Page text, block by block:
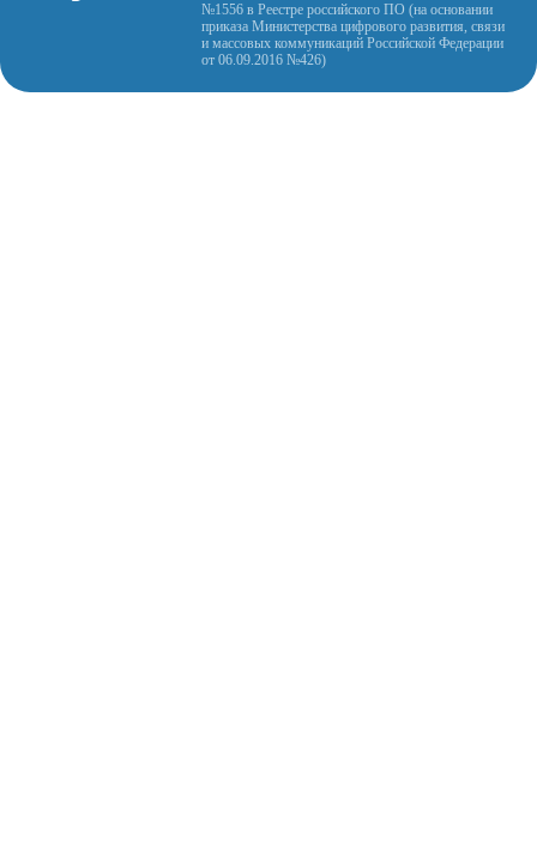
№1556 в Реестре российского ПО (на основании
приказа Министерства цифрового развития, связи
и массовых коммуникаций Российской Федерации
от 06.09.2016 №426)